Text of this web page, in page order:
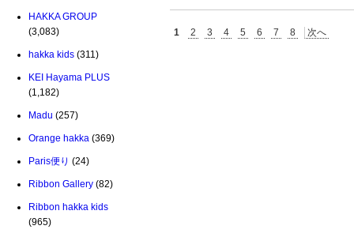
HAKKA GROUP
(3,083)
hakka kids (311)
KEI Hayama PLUS
(1,182)
Madu (257)
Orange hakka (369)
Paris便り (24)
Ribbon Gallery (82)
Ribbon hakka kids
(965)
1 2 3 4 5 6 7 8 次へ